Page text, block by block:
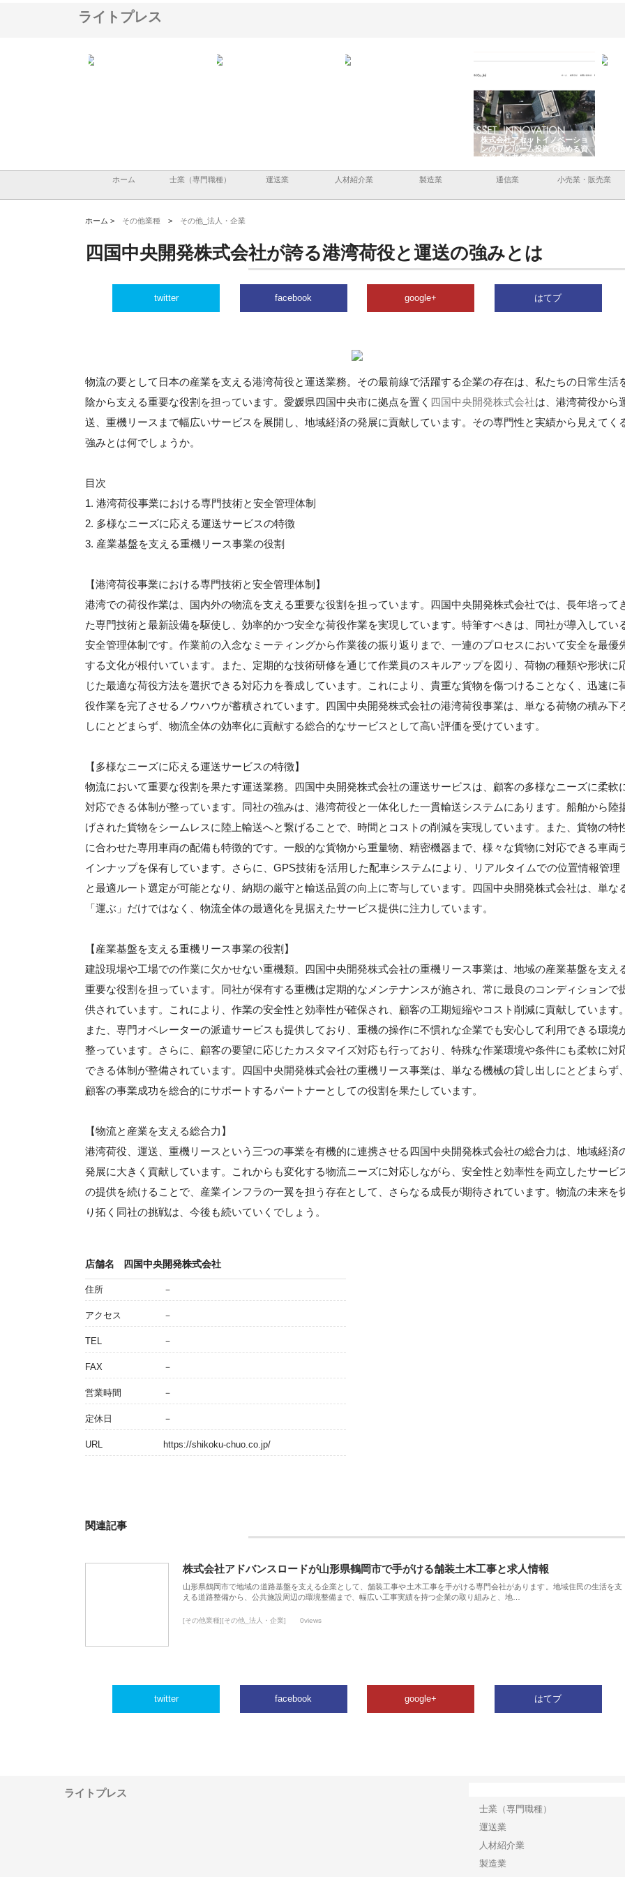
ライトプレス
庭楽株式会社が知多半島と三河
と名古屋で叶える理想の外構空
間
ホーム 士業（専門職種） 運送業 人材紹介業 製造業 通信業 小売業・販売業
ホーム > その他業種 > その他_法人・企業
四国中央開発株式会社が誇る港湾荷役と運送の強みとは
twitter facebook google+ はてブ
物流の要として日本の産業を支える港湾荷役と運送業務。その最前線で活躍する企業の存在は、私たちの日常生活
陰から支える重要な役割を担っています。愛媛県四国中央市に拠点を置く 四国中央開発株式会社は、港湾荷役から
送、重機リースまで幅広いサービスを展開し、地域経済の発展に貢献しています。その専門性と実績から見えてく
強みとは何でしょうか。
目次
1. 港湾荷役事業における専門技術と安全管理体制
2. 多様なニーズに応える運送サービスの特徴
3. 産業基盤を支える重機リース事業の役割
【港湾荷役事業における専門技術と安全管理体制】
港湾での荷役作業は、国内外の物流を支える重要な役割を担っています。四国中央開発株式会社では、長年培って
た専門技術と最新設備を駆使し、効率的かつ安全な荷役作業を実現しています。特筆すべきは、同社が導入してい
安全管理体制です。作業前の入念なミーティングから作業後の振り返りまで、一連のプロセスにおいて安全を最優
する文化が根付いています。また、定期的な技術研修を通じて作業員のスキルアップを図り、荷物の種類や形状に
じた最適な荷役方法を選択できる対応力を養成しています。これにより、貴重な貨物を傷つけることなく、迅速に
役作業を完了させるノウハウが蓄積されています。四国中央開発株式会社の港湾荷役事業は、単なる荷物の積み下
しにとどまらず、物流全体の効率化に貢献する総合的なサービスとして高い評価を受けています。
【多様なニーズに応える運送サービスの特徴】
物流において重要な役割を果たす運送業務。四国中央開発株式会社の運送サービスは、顧客の多様なニーズに柔軟
対応できる体制が整っています。同社の強みは、港湾荷役と一体化した一貫輸送システムにあります。船舶から陸
げされた貨物をシームレスに陸上輸送へと繋げることで、時間とコストの削減を実現しています。また、貨物の特
に合わせた専用車両の配備も特徴的です。一般的な貨物から重量物、精密機器まで、様々な貨物に対応できる車両
インナップを保有しています。さらに、GPS技術を活用した配車システムにより、リアルタイムでの位置情報管理
と最適ルート選定が可能となり、納期の厳守と輸送品質の向上に寄与しています。四国中央開発株式会社は、単な
「運ぶ」だけではなく、物流全体の最適化を見据えたサービス提供に注力しています。
【産業基盤を支える重機リース事業の役割】
建設現場や工場での作業に欠かせない重機類。四国中央開発株式会社の重機リース事業は、地域の産業基盤を支え
重要な役割を担っています。同社が保有する重機は定期的なメンテナンスが施され、常に最良のコンディションで
供されています。これにより、作業の安全性と効率性が確保され、顧客の工期短縮やコスト削減に貢献しています。
また、専門オペレーターの派遣サービスも提供しており、重機の操作に不慣れな企業でも安心して利用できる環境
整っています。さらに、顧客の要望に応じたカスタマイズ対応も行っており、特殊な作業環境や条件にも柔軟に対
できる体制が整備されています。四国中央開発株式会社の重機リース事業は、単なる機械の貸し出しにとどまらず、
顧客の事業成功を総合的にサポートするパートナーとしての役割を果たしています。
【物流と産業を支える総合力】
港湾荷役、運送、重機リースという三つの事業を有機的に連携させる四国中央開発株式会社の総合力は、地域経済
発展に大きく貢献しています。これからも変化する物流ニーズに対応しながら、安全性と効率性を両立したサービ
の提供を続けることで、産業インフラの一翼を担う存在として、さらなる成長が期待されています。物流の未来を
り拓く同社の挑戦は、今後も続いていくでしょう。
店舗名 四国中央開発株式会社
住所 －
アクセス －
TEL －
FAX －
営業時間 －
定休日 －
URL https://shikoku-chuo.co.jp/
関連記事
株式会社アドバンスロードが山形県鶴岡市で手がける舗装土木工事と求人情報
山形県鶴岡市で地域の道路基盤を支える企業として、舗装工事や土木工事を手がける専門会社があります。地域住民の生活を支
える道路整備から、公共施設周辺の環境整備まで、幅広い工事実績を持つ企業の取り組みと、地…
[その他業種][その他_法人・企業] 0views
twitter facebook google+ はてブ
ライトプレス
士業（専門職種）
運送業
人材紹介業
製造業